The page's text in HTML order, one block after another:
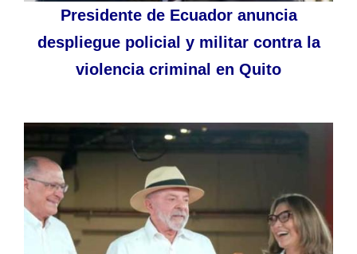
Presidente de Ecuador anuncia
despliegue policial y militar contra la
violencia criminal en Quito